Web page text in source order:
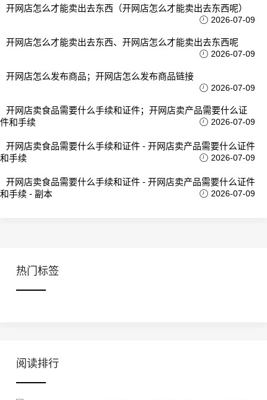
开网店怎么才能卖出去东西（开网店怎么才能卖出去东西呢）
2026-07-09
开网店怎么才能卖出去东西、开网店怎么才能卖出去东西呢
2026-07-09
开网店怎么发布商品；开网店怎么发布商品链接
2026-07-09
开网店卖食品需要什么手续和证件；开网店卖产品需要什么证
件和手续
2026-07-09
开网店卖食品需要什么手续和证件 - 开网店卖产品需要什么证件
和手续
2026-07-09
开网店卖食品需要什么手续和证件 - 开网店卖产品需要什么证件
和手续 - 副本
2026-07-09
热门标签
阅读排行